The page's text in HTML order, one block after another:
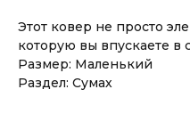
Этот ковер не просто
которую вы впускаете в
Размер: Маленький
Раздел: Сумах